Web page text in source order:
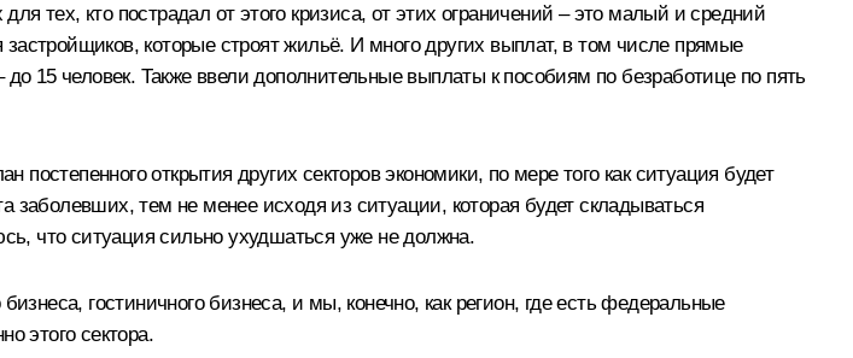
тех, кто пострадал от этого кризиса, от этих ограничений – это малый и средний
которые строят жильё. И много других выплат, в том числе прямые
15 человек. Также ввели дополнительные выплаты к пособиям по безработице по пять
открытия других секторов экономики, по мере того как ситуация будет
тем не менее исходя из ситуации, которая будет складываться
что ситуация сильно ухудшаться уже не должна.
гостиничного бизнеса, и мы, конечно, как регион, где есть федеральные
этого сектора.